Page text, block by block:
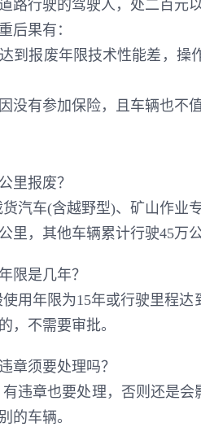
路行驶的驾驶人，处二百元
后果有：
达到报废年限技术性能差，
没有参加保险，且车辆也
里报废？
货汽车(含越野型)、矿山作
里，其他车辆累计行驶45万公
限是几年？
使用年限为15年或行驶里程
，不需要审批。
章须要处理吗？
有违章也要处理，否则还是
的车辆。